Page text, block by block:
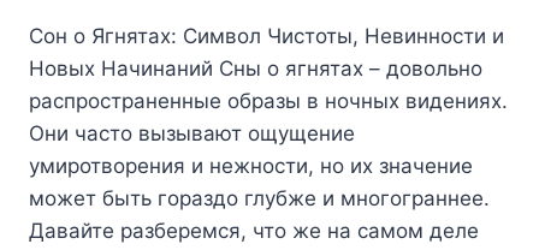
Сон о Ягнятах: Символ Чистоты, Невинности и
Новых Начинаний Сны о ягнятах – довольно
распространенные образы в ночных видениях.
Они часто вызывают ощущение
умиротворения и нежности, но их значение
может быть гораздо глубже и многограннее.
Давайте разберемся, что же на самом деле